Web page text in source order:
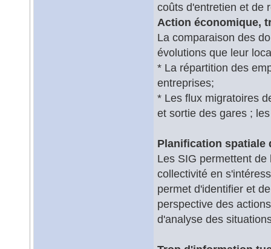
coûts d'entretien et de
Action économique,
La comparaison des
évolutions que leur
* La répartition des
entreprises;
* Les flux migratoires
et sortie des gares ;
Planification spatiale
Les SIG permettent
collectivité en
permet d'identifier et
perspective des
d'analyse des